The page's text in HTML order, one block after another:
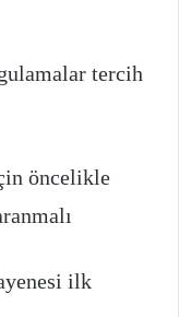
tercih
öncelikle
ilk